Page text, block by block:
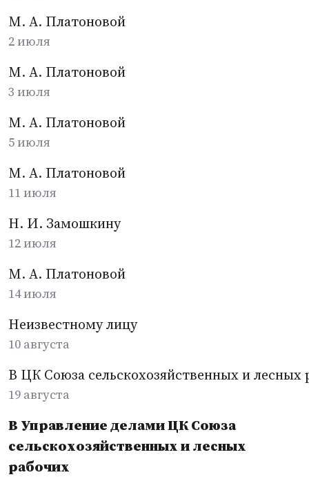
М. А. Платоновой
2 июля
М. А. Платоновой
3 июля
М. А. Платоновой
5 июля
М. А. Платоновой
11 июля
Н. И. Замошкину
12 июля
М. А. Платоновой
14 июля
Неизвестному лицу
10 августа
В ЦК Союза сельскохозяйственных и лесных
19 августа
В Управление делами ЦК Союза
сельскохозяйственных и лесных
рабочих